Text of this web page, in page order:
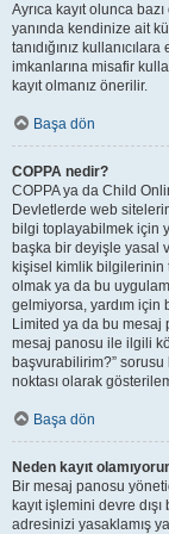
Ayrıca kayıt olunca
yanında kendinize ait
tanıdığınız
imkanlarına misafir
kayıt olmanız önerilir.
Başa dön
COPPA nedir?
COPPA ya da Child
Devletlerde web
bilgi toplayabilmek için
başka bir deyişle yasal
kişisel kimlik bilgilerinin
olmak ya da bu
gelmiyorsa, yardım için
Limited ya da bu mesaj
mesaj panosu ile ilgili
başvurabilirim?”
noktası olarak
Başa dön
Neden kayıt
Bir mesaj panosu
kayıt işlemini devre
adresinizi yasaklamış